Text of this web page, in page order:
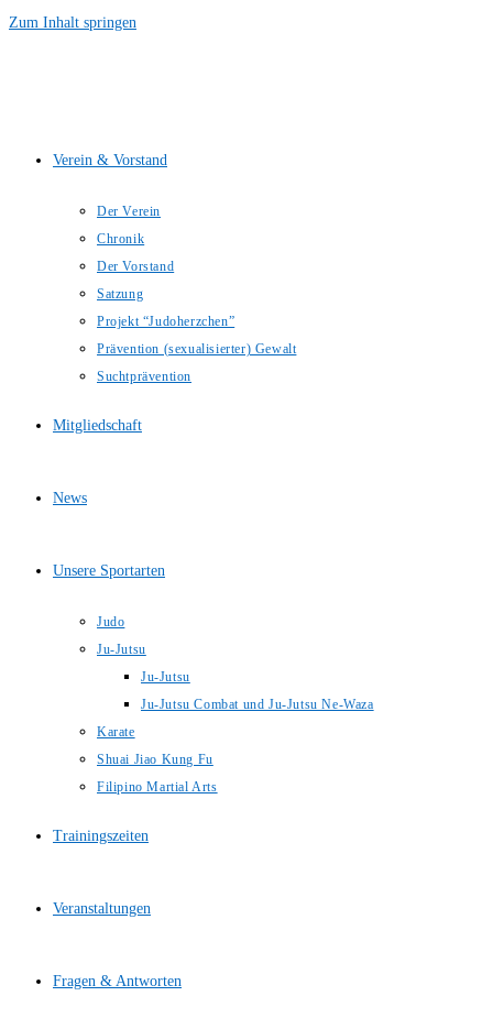
Zum Inhalt springen
Verein & Vorstand
Der Verein
Chronik
Der Vorstand
Satzung
Projekt “Judoherzchen”
Prävention (sexualisierter) Gewalt
Suchtprävention
Mitgliedschaft
News
Unsere Sportarten
Judo
Ju-Jutsu
Ju-Jutsu
Ju-Jutsu Combat und Ju-Jutsu Ne-Waza
Karate
Shuai Jiao Kung Fu
Filipino Martial Arts
Trainingszeiten
Veranstaltungen
Fragen & Antworten